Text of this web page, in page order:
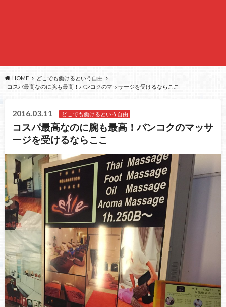
HOME
どこでも働けるという自由
コスパ最高なのに腕も最高！バンコクのマッサージを受けるならここ
2016.03.11 どこでも働けるという自由
コスパ最高なのに腕も最高！バンコクのマッサ
ージを受けるならここ